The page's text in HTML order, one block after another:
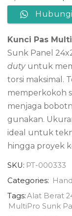
Kunci Pas
Sunk Panel
dutyuntuk
torsi maksimal.
memperkokoh
menjaga
gunakan.
ideal untuk
hingga proyek
SKU: PT-000333
Categories:
Tags:Alat Berat
MultiPro Sunk